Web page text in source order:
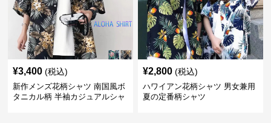
¥3,400 (税込)
新作メンズ花柄シャツ 南国風ボ
タニカル柄 半袖カジュアルシャ
¥2,800 (税込)
ハワイアン花柄シャツ 男女兼用
夏の定番柄シャツ